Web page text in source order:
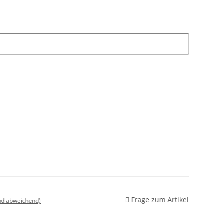
abweichend) Frage zum Artikel